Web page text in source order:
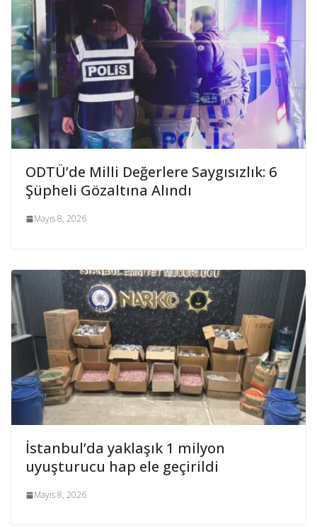
ODTÜ’de Milli Değerlere Saygısızlık: 6
Şüpheli Gözaltına Alındı
Mayıs 8, 2026
İstanbul’da yaklaşık 1 milyon
uyuşturucu hap ele geçirildi
Mayıs 8, 2026